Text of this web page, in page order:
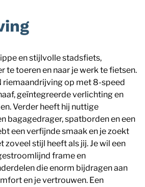
en stijlvolle stadsfiets,
te toeren en naar je werk te fietsen.
riemaandrijving op met 8-speed
geïntegreerde verlichting en
Verder heeft hij nuttige
bagagedrager, spatborden en een
een verfijnde smaak en je zoekt
zoveel stijl heeft als jij. Je wil een
frame en
die enorm bijdragen aan
en je vertrouwen. Een